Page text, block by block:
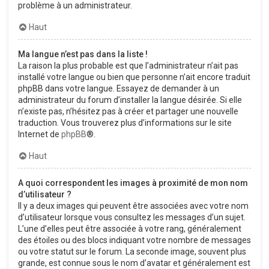
problème à un administrateur.
Haut
Ma langue n’est pas dans la liste !
La raison la plus probable est que l’administrateur n’ait pas
installé votre langue ou bien que personne n’ait encore traduit
phpBB dans votre langue. Essayez de demander à un
administrateur du forum d’installer la langue désirée. Si elle
n’existe pas, n’hésitez pas à créer et partager une nouvelle
traduction. Vous trouverez plus d’informations sur le site
Internet de phpBB®.
Haut
A quoi correspondent les images à proximité de mon nom
d’utilisateur ?
Il y a deux images qui peuvent être associées avec votre nom
d’utilisateur lorsque vous consultez les messages d’un sujet.
L’une d’elles peut être associée à votre rang, généralement
des étoiles ou des blocs indiquant votre nombre de messages
ou votre statut sur le forum. La seconde image, souvent plus
grande, est connue sous le nom d’avatar et généralement est